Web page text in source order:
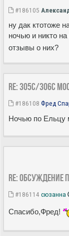
#186105
ну дак ктотоже
ночью и никто
отзывы о них?
Re: 305С/306С
#186108 Фред
Ночью по Ельцу
Re: Обсуждение
#186114 сюзанна
Спасибо,Фред!